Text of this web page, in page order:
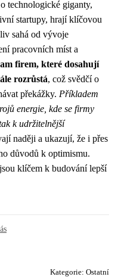
technologické giganty,
startupy, hrají klíčovou
sahá od vývoje
pracovních míst a
firem, které dosahují
rozrůstá, což svědčí o
překážky. Příkladem
energie, kde se firmy
k udržitelnější
naději a ukazují, že i přes
důvodů k optimismu.
klíčem k budování lepší
Kategorie: Ostatní